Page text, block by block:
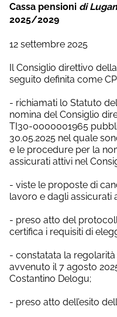
Cassa pensioni di
2025/2029
12 settembre 2025
Il Consiglio direttivo
seguito definita come CP
- richiamati lo Statuto
nomina del Consiglio
TI30-0000001965
30.05.2025 nel quale
e le procedure per la
assicurati attivi nel
- viste le proposte di
lavoro e dagli assicurati
- preso atto del
certifica i requisiti di
- constatata la
avvenuto il 7 agosto
Costantino Delogu;
- preso atto dell’esito